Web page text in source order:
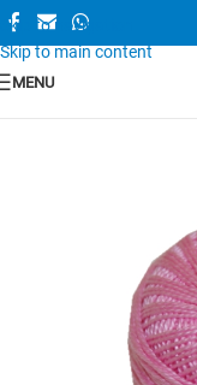
Skip to navigation
Skip to main content
MENU